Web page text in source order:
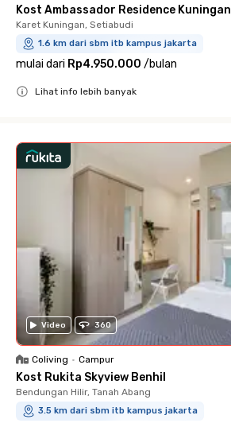
Kost Ambassador Residence Kuningan
Karet Kuningan, Setiabudi
1.6 km dari sbm itb kampus jakarta
mulai dari Rp4.950.000 /bulan
Lihat info lebih banyak
Video 360
Coliving • Campur
Kost Rukita Skyview Benhil
Bendungan Hilir, Tanah Abang
3.5 km dari sbm itb kampus jakarta